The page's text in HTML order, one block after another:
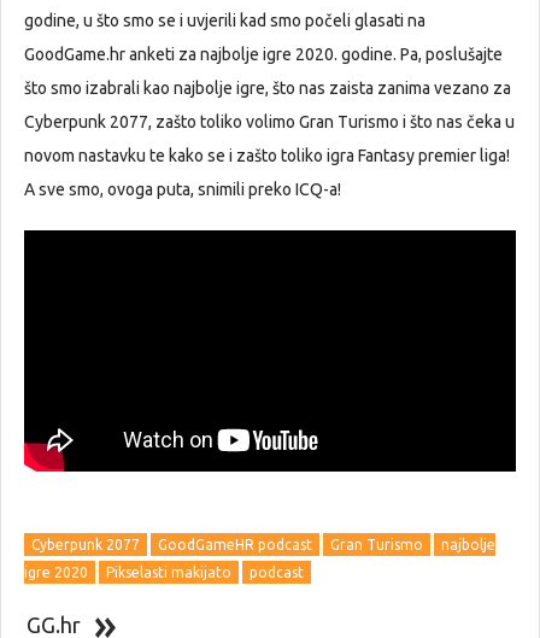
godine, u što smo se i uvjerili kad smo počeli glasati na
GoodGame.hr anketi za najbolje igre 2020. godine. Pa, poslušajte
što smo izabrali kao najbolje igre, što nas zaista zanima vezano za
Cyberpunk 2077, zašto toliko volimo Gran Turismo i što nas čeka u
novom nastavku te kako se i zašto toliko igra Fantasy premier liga!
A sve smo, ovoga puta, snimili preko ICQ-a!
Cyberpunk 2077 GoodGameHR podcast Gran Turismo
najbolje
igre 2020
Pikselasti makijato podcast
GG.hr